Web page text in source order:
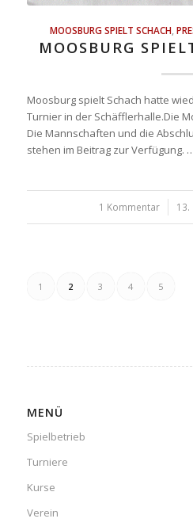
MOOSBURG SPIELT SCHACH,
MOOSBURG
Moosburg spielt Schach hatte
Turnier in der Schäfflerhalle.Die
Die Mannschaften und die
stehen im Beitrag zur Verfügung.
1 Kommentar
/
1 2 3 4 5
MENÜ
Spielbetrieb
Turniere
Kurse
Verein